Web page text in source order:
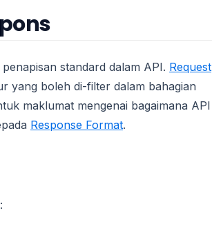
standard dalam API. Request
yang boleh di-filter dalam bahagian
maklumat mengenai bagaimana API
Response Format.